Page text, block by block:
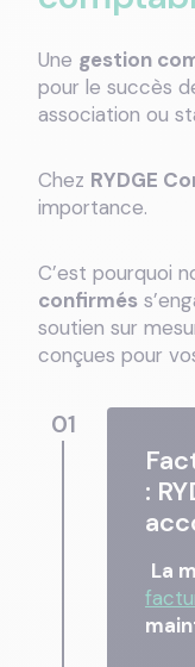
Une gestion
pour le succès
association ou
Chez RYDGE
importance.
C’est pourquoi
confirmés
soutien sur
conçues pour
01
:
La